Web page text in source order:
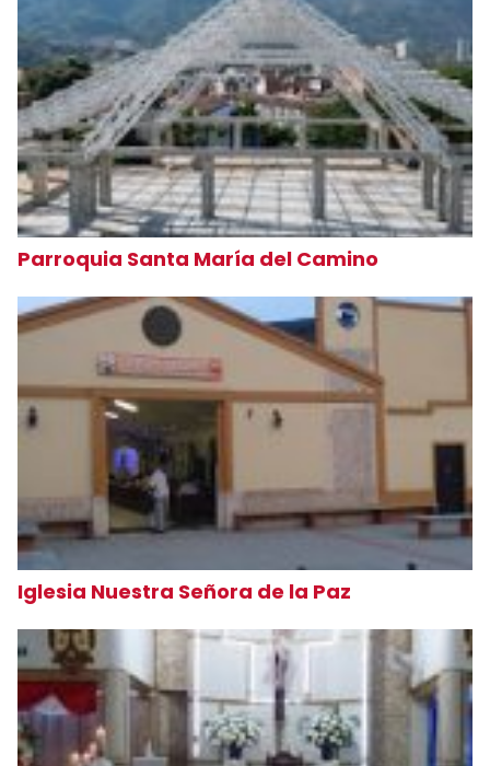
Parroquia Santa María del Camino
Iglesia Nuestra Señora de la Paz